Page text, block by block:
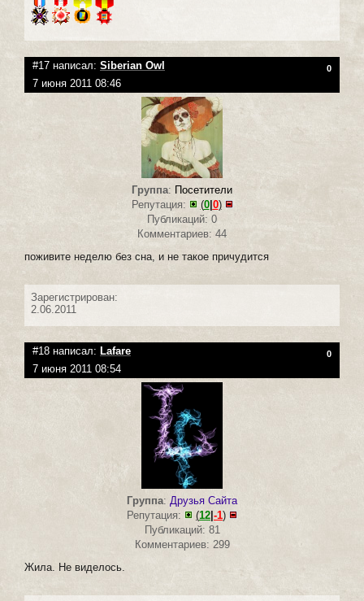
#17 написал: Siberian Owl 0
7 июня 2011 08:46
Группа: Посетители
Репутация:
(0| 0)
Публикаций: 0
Комментариев: 44
поживите неделю без сна, и не такое причудится
Зарегистрирован:
2.06.2011
#18 написал: Lafare 0
7 июня 2011 08:54
Группа: Друзья Сайта
Репутация:
(12 -1)
Публикаций: 81
Комментариев: 299
Жила. Не виделось.